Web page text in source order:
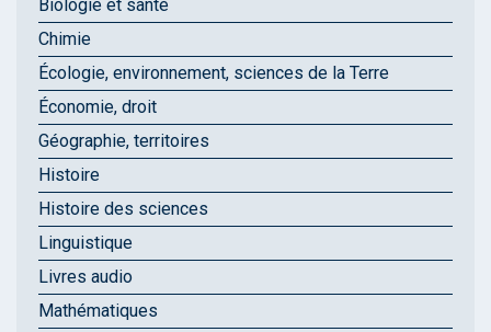
Biologie et santé
Chimie
Écologie, environnement, sciences de la Terre
Économie, droit
Géographie, territoires
Histoire
Histoire des sciences
Linguistique
Livres audio
Mathématiques